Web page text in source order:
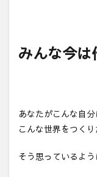
みんな今は
あなたがこんな自分
こんな世界をつくり
そう思っているよう